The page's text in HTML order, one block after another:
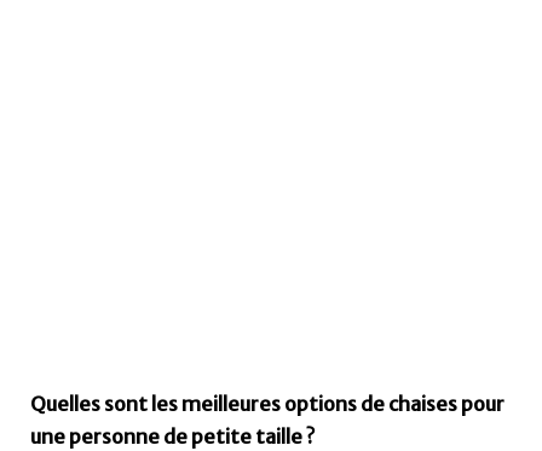
Quelles sont les meilleures options de chaises pour
une personne de petite taille ?